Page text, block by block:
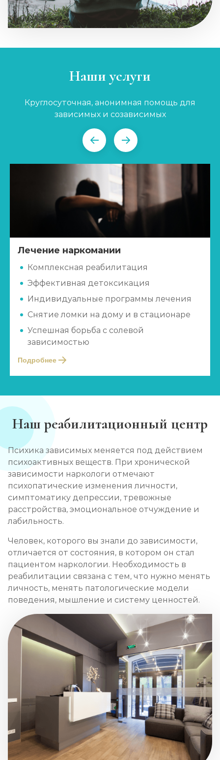
Наши услуги
Круглосуточная, анонимная помощь для
зависимых и созависимых
Лечение наркомании
Комплексная реабилитация
Эффективная детоксикация
Индивидуальные программы лечения
Снятие ломки на дому и в стационаре
Успешная борьба с солевой
зависимостью
Подробнее
Наш реабилитационный центр
Психика зависимых меняется под действием
психоактивных веществ. При хронической
зависимости наркологи отмечают
психопатические изменения личности,
симптоматику депрессии, тревожные
расстройства, эмоциональное отчуждение и
лабильность.
Человек, которого вы знали до зависимости,
отличается от состояния, в котором он стал
пациентом наркологии. Необходимость в
реабилитации связана с тем, что нужно менять
личность, менять патологические модели
поведения, мышление и систему ценностей.